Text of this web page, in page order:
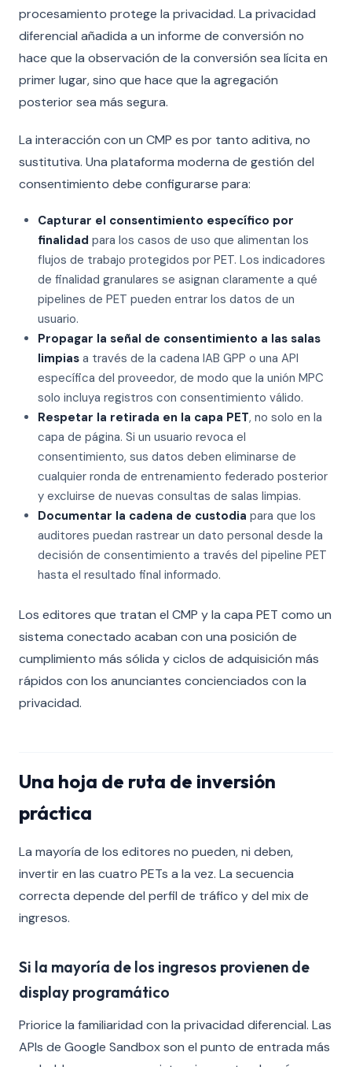
procesamiento protege la privacidad. La privacidad
diferencial añadida a un informe de conversión no
hace que la observación de la conversión sea lícita en
primer lugar, sino que hace que la agregación
posterior sea más segura.
La interacción con un CMP es por tanto aditiva, no
sustitutiva. Una plataforma moderna de gestión del
consentimiento debe configurarse para:
Capturar el consentimiento específico por
finalidad para los casos de uso que alimentan los
flujos de trabajo protegidos por PET. Los indicadores
de finalidad granulares se asignan claramente a qué
pipelines de PET pueden entrar los datos de un
usuario.
Propagar la señal de consentimiento a las salas
limpias a través de la cadena IAB GPP o una API
específica del proveedor, de modo que la unión MPC
solo incluya registros con consentimiento válido.
Respetar la retirada en la capa PET, no solo en la
capa de página. Si un usuario revoca el
consentimiento, sus datos deben eliminarse de
cualquier ronda de entrenamiento federado posterior
y excluirse de nuevas consultas de salas limpias.
Documentar la cadena de custodia para que los
auditores puedan rastrear un dato personal desde la
decisión de consentimiento a través del pipeline PET
hasta el resultado final informado.
Los editores que tratan el CMP y la capa PET como un
sistema conectado acaban con una posición de
cumplimiento más sólida y ciclos de adquisición más
rápidos con los anunciantes concienciados con la
privacidad.
Una hoja de ruta de inversión
práctica
La mayoría de los editores no pueden, ni deben,
invertir en las cuatro PETs a la vez. La secuencia
correcta depende del perfil de tráfico y del mix de
ingresos.
Si la mayoría de los ingresos provienen de
display programático
Priorice la familiaridad con la privacidad diferencial. Las
APIs de Google Sandbox son el punto de entrada más